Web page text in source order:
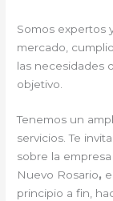
Somos expertos
mercado,
las necesidades
objetivo.
Tenemos un
servicios. Te
sobre la
Nuevo Rosario,
principio a fin,